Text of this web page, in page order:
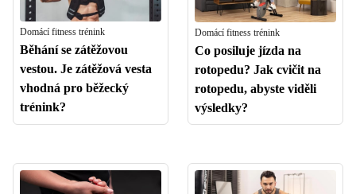
Domácí fitness trénink
Běhání se zátěžovou
vestou. Je zátěžová vesta
vhodná pro běžecký
trénink?
Domácí fitness trénink
Co posiluje jízda na
rotopedu? Jak cvičit na
rotopedu, abyste viděli
výsledky?